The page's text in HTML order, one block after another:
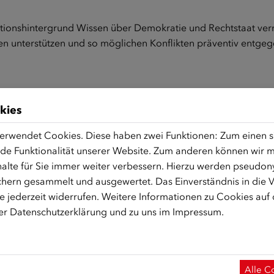
Wissen über Demokratie und Rechtstaat
unterstützen und so möglichen Konflikten präventiv
der Integration von Flüchtlingen und Zuwander/innen
und Experten wird ein Preis pro Kategorie, der mit je
2026 läuft vom 14. Juli bis zum 13.
die selbst an einem Integrationsprojekt beteiligt
Cookies. Diese haben zwei Funktionen: Zum einen
Funktionalität unserer Website. Zum anderen können wir
für Sie immer weiter verbessern. Hierzu werden
gesammelt und ausgewertet. Das Einverständnis in die
jederzeit widerrufen. Weitere Informationen zu Cookies auf
Datenschutzerklärung und zu uns im Impressum.
Alle